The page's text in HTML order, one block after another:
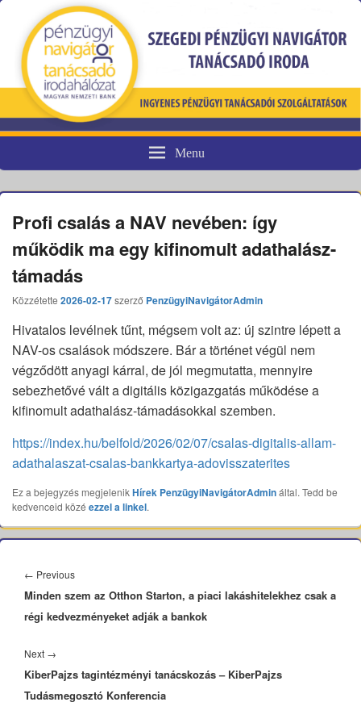
Pénzügyi fogyasztóvédelem
Menu
Profi csalás a NAV nevében: így
működik ma egy kifinomult adathalász-
támadás
Közzétette 2026-02-17szerző PenzügyiNavigátorAdmin
Hivatalos levélnek tűnt, mégsem volt az: új szintre lépett a
NAV-os csalások módszere. Bár a történet végül nem
végződött anyagi kárral, de jól megmutatta, mennyire
sebezhetővé vált a digitális közigazgatás működése a
kifinomult adathalász-támadásokkal szemben.
https://index.hu/belfold/2026/02/07/csalas-digitalis-allam-
adathalaszat-csalas-bankkartya-adovisszaterites
Ez a bejegyzés megjelenikHírek PenzügyiNavigátorAdmináltal. Tedd be
kedvenceid közé ezzel a linkel.
navigáció
← PreviousPrevious
post:
Minden szem az Otthon Starton, a piaci lakáshitelekhez csak a
régi kedvezményeket adják a bankok
Next →
post:
KiberPajzs tagintézményi tanácskozás – KiberPajzs
Tudásmegosztó Konferencia